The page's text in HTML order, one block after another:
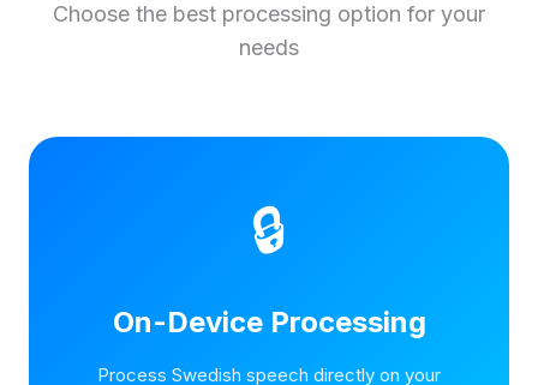
Choose the best processing option for your
needs
🔒
On-Device Processing
Process Swedish speech directly on your